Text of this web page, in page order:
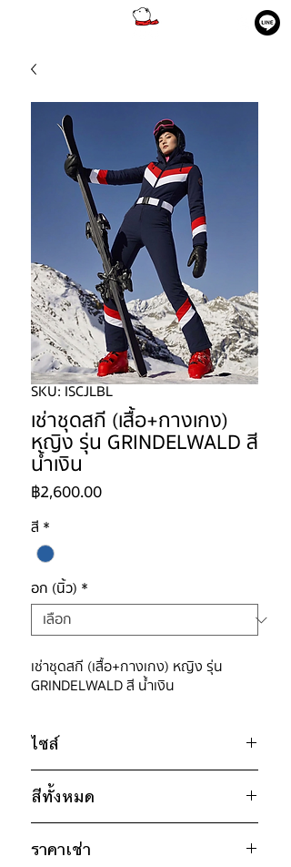
SKU: ISCJLBL
เช่าชุดสกี (เสื้อ+กางเกง)
หญิง รุ่น GRINDELWALD สี
น้ำเงิน
฿2,600.00ราคา
สี *
อก (นิ้ว) *
เช่าชุดสกี (เสื้อ+กางเกง) หญิง รุ่น
GRINDELWALD สี น้ำเงิน
ไซส์
ไซส์ : XS
อก 34" / เอว 28" / สะโพก 34" /
ไหล่กว้าง 15" / วงแขน 18" / ยาว
57.5"
สีทั้งหมด
แดง
ราคาเช่า